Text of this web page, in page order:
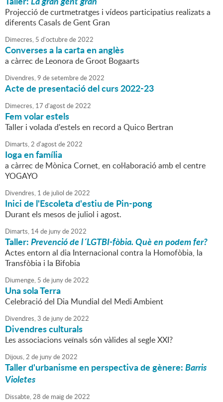
Projecció de curtmetratges i vídeos participatius realizats a
diferents Casals de Gent Gran
Dimecres, 5 d'octubrede2022
Converses a la carta en anglès
a càrrec de Leonora de Groot Bogaarts
Divendres,9 desetembrede2022
Acte de presentació del curs 2022-23
Dimecres, 17 d'agostde2022
Fem volar estels
Taller i volada d'estels en record a Quico Bertran
Dimarts,2 d'agostde2022
Ioga en família
a càrrec de Mònica Cornet, en col·laboració amb el centre
YOGAYO
Divendres, 1 de juliol de2022
Inici de l'Escoleta d'estiu de Pin-pong
Durant els mesos de juliol i agost.
Dimarts, 14de junyde2022
Taller:Prevenció de l´LGTBI-fòbia. Què en podem fer?
Actes entorn al dia Internacional contra la Homofòbia, la
Transfòbia i la Bifobia
Diumenge, 5 de junyde2022
Una sola Terra
Celebració del Dia Mundial del Medi Ambient
Divendres,3 de junyde2022
Divendres culturals
Les associacions veïnals són vàlides al segle XXI?
Dijous,2 de junyde2022
Taller d'urbanisme en perspectiva de gènere:Barris
Violetes
Dissabte,28 de maigde2022